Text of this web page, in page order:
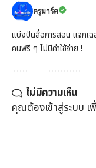
ครูมาร์ค
แบ่งปันสื่อการสอน แจกเฉ
คนฟรี ๆ ไม่มีค่าใช้จ่าย !
ไม่มีความเห็น
คุณต้องเข้าสู่ระบบ เ